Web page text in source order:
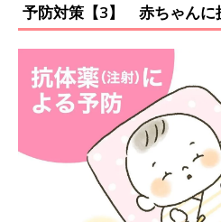
予防対策【3】 赤ちゃんに